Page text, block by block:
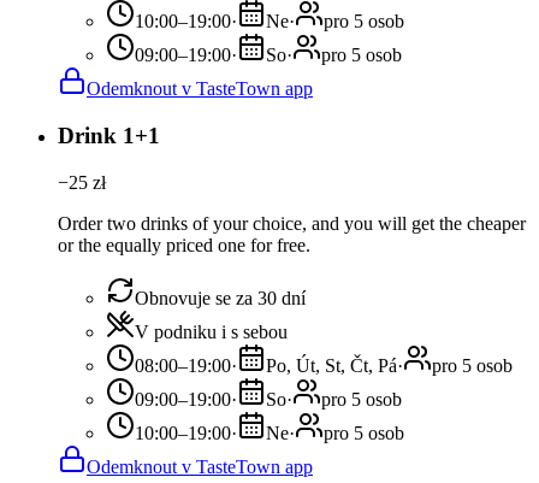
10:00–19:00· Ne·
pro 5 osob
09:00–19:00· So·
pro 5 osob
Odemknout v TasteTown app
Drink 1+1
−25 zł
Order two drinks of your choice, and you will get the cheaper
or the equally priced one for free.
Obnovuje se za 30 dní
V podniku i s sebou
08:00–19:00· Po, Út, St, Čt, Pá·
pro 5 osob
09:00–19:00· So·
pro 5 osob
10:00–19:00· Ne·
pro 5 osob
Odemknout v TasteTown app